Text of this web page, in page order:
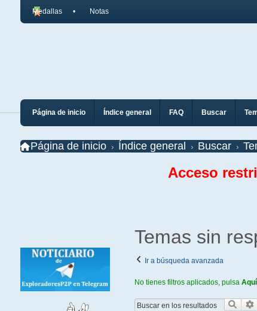
Medallas Notas
Página de inicio Índice general FAQ Buscar
Página de inicio Índice general Buscar
Acceso
Temas sin
Ir a búsqueda avanzada
No tienes filtros aplicados, pulsa